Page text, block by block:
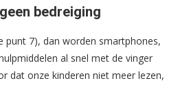
bedreiging
punt 7), dan worden smartphones,
al snel met de vinger
dat onze kinderen niet meer lezen,